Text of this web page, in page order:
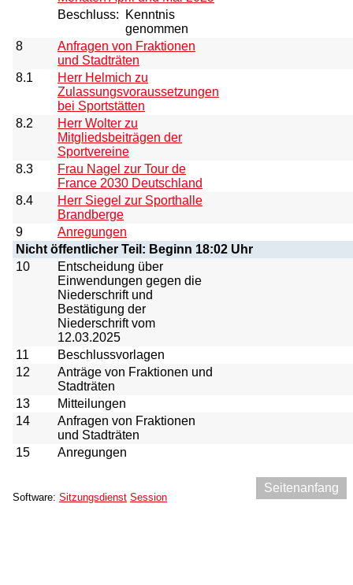
Beschluss:
Kenntnis
genommen
8
Anfragen von Fraktionen
und Stadträten
8.1
Herr Helmich zu
Zulassungsvoraussetzungen
bei Sportstätten
8.2
Herr Wolter zu
Mitgliedsbeiträgen der
Sportvereine
8.3
Frau Nagel zur Tour de
France 2030 Deutschland
8.4
Herr Siegel zur Sporthalle
Brandberge
9
Anregungen
Nicht öffentlicher Teil: Beginn 18:02 Uhr
10
Entscheidung über
Einwendungen gegen die
Niederschrift und
Bestätigung der
Niederschrift vom
12.03.2025
11
Beschlussvorlagen
12
Anträge von Fraktionen und
Stadträten
13
Mitteilungen
14
Anfragen von Fraktionen
und Stadträten
15
Anregungen
Seitenanfang
Software: Sitzungsdienst Session